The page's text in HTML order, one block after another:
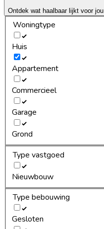
Ontdek wat haalbaar lijkt voor jou
Woningtype
Huis
Appartement
Commercieel
Garage
Grond
Type vastgoed
Nieuwbouw
Type bebouwing
Gesloten